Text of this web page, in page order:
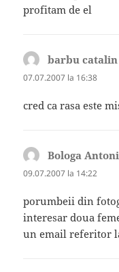
profitam de el
barbu catalin
07.07.2007 la 16:38
cred ca rasa este
Bologa
09.07.2007 la 14:22
porumbeii din
interesar doua
un email referitor